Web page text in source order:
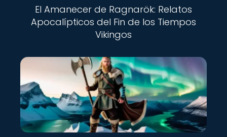
El Amanecer de Ragnarök: Relatos
Apocalípticos del Fin de los Tiempos
Vikingos